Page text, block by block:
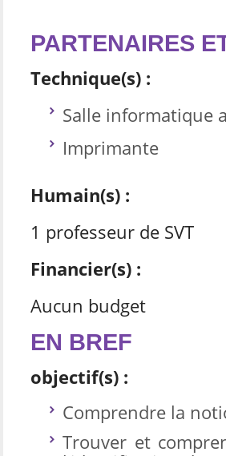
PARTENAIRES
Technique(s) :
Salle informatique
Imprimante
Humain(s) :
1 professeur de SVT
Financier(s) :
Aucun budget
EN BREF
objectif(s) :
Comprendre la
Trouver et